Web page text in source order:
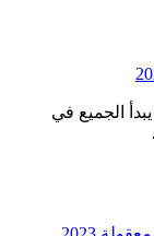
الجميع في